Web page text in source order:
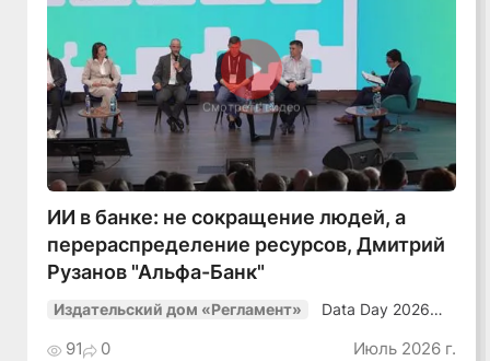
Смотреть видео
ИИ в банке: не сокращение людей, а
перераспределение ресурсов, Дмитрий
Рузанов "Альфа-Банк"
Издательский дом «Регламент»
Data Day 2026
Как сохранять
91 0 Июль 2026 г.